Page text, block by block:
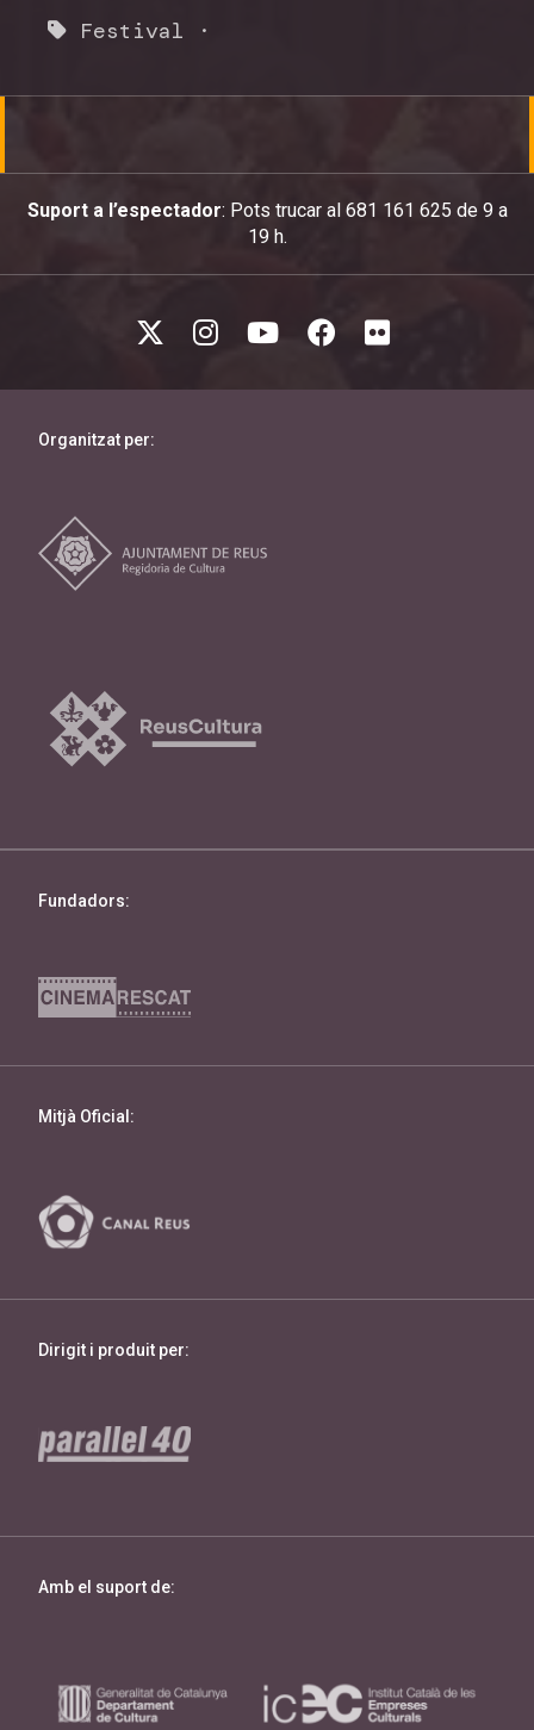
Festival ·
Suport a l’espectador: Pots trucar al 681 161 625 de 9 a
19 h.
Organitzat per:
Fundadors:
Mitjà Oficial:
Dirigit i produit per:
Amb el suport de: